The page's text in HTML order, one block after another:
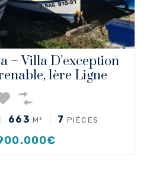
– Villa D’exception
1ère Ligne
663 M² 7 PIÈCES